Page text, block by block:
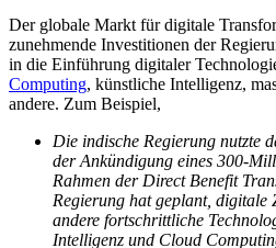
Der globale Markt für digitale
zunehmende Investitionen der
in die Einführung digitaler
Computing, künstliche Intelligenz,
andere. Zum Beispiel,
Die indische Regierung nutzte
der Ankündigung eines 300-
Rahmen der Direct Benefit
Regierung hat geplant, digitale
andere fortschrittliche
Intelligenz und Cloud